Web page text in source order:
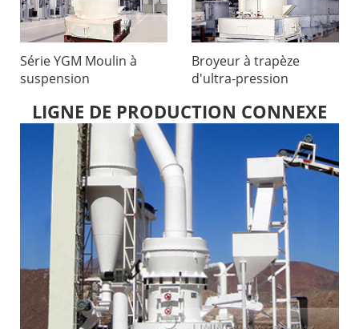
Série YGM Moulin à
suspension
Broyeur à trapèze
d'ultra-pression
LIGNE DE PRODUCTION CONNEXE